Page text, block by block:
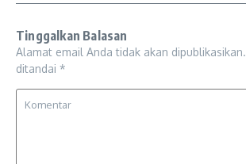
Tinggalkan Balasan
Alamat email Anda tidak akan dipublikasikan.
ditandai *